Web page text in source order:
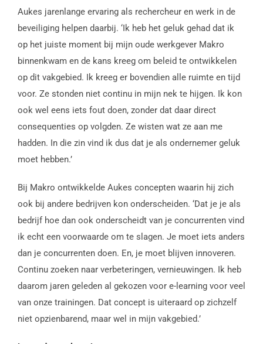
Aukes jarenlange ervaring als rechercheur en werk in de
beveiliging helpen daarbij. ‘Ik heb het geluk gehad dat ik
op het juiste moment bij mijn oude werkgever Makro
binnenkwam en de kans kreeg om beleid te ontwikkelen
op dit vakgebied. Ik kreeg er bovendien alle ruimte en tijd
voor. Ze stonden niet continu in mijn nek te hijgen. Ik kon
ook wel eens iets fout doen, zonder dat daar direct
consequenties op volgden. Ze wisten wat ze aan me
hadden. In die zin vind ik dus dat je als ondernemer geluk
moet hebben.’
Bij Makro ontwikkelde Aukes concepten waarin hij zich
ook bij andere bedrijven kon onderscheiden. ‘Dat je je als
bedrijf hoe dan ook onderscheidt van je concurrenten vind
ik echt een voorwaarde om te slagen. Je moet iets anders
dan je concurrenten doen. En, je moet blijven innoveren.
Continu zoeken naar verbeteringen, vernieuwingen. Ik heb
daarom jaren geleden al gekozen voor e-learning voor veel
van onze trainingen. Dat concept is uiteraard op zichzelf
niet opzienbarend, maar wel in mijn vakgebied.’